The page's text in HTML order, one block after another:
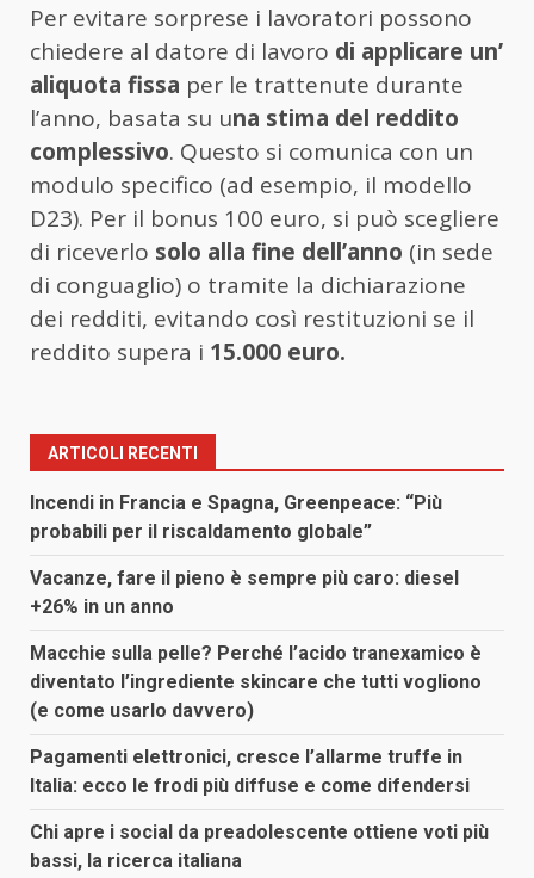
Per evitare sorprese i lavoratori possono
chiedere al datore di lavoro di applicare un’
aliquota fissa per le trattenute durante
l’anno, basata su una stima del reddito
complessivo. Questo si comunica con un
modulo specifico (ad esempio, il modello
D23). Per il bonus 100 euro, si può scegliere
di riceverlo solo alla fine dell’anno (in sede
di conguaglio) o tramite la dichiarazione
dei redditi, evitando così restituzioni se il
reddito supera i 15.000 euro.
ARTICOLI RECENTI
Incendi in Francia e Spagna, Greenpeace: “Più
probabili per il riscaldamento globale”
Vacanze, fare il pieno è sempre più caro: diesel
+26% in un anno
Macchie sulla pelle? Perché l’acido tranexamico è
diventato l’ingrediente skincare che tutti vogliono
(e come usarlo davvero)
Pagamenti elettronici, cresce l’allarme truffe in
Italia: ecco le frodi più diffuse e come difendersi
Chi apre i social da preadolescente ottiene voti più
bassi, la ricerca italiana